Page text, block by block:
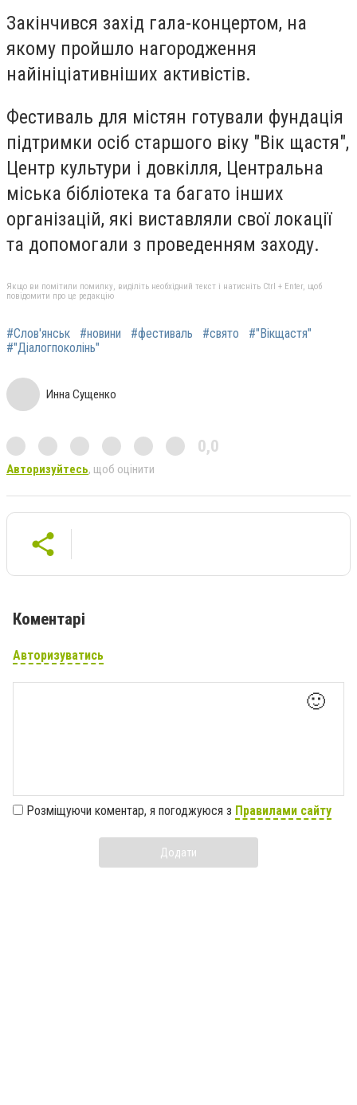
Закінчився захід гала-концертом, на
якому пройшло нагородження
найініціативніших активістів.
Фестиваль для містян готували фундація
підтримки осіб старшого віку "Вік щастя",
Центр культури і довкілля, Центральна
міська бібліотека та багато інших
організацій, які виставляли свої локації
та допомогали з проведенням заходу.
Якщо ви помітили помилку, виділіть необхідний текст і натисніть Ctrl + Enter, щоб
повідомити про це редакцію
#Слов'янськ #новини #фестиваль #свято
#"Вікщастя"
#"Діалогпоколінь"
Инна Сущенко
0,0
Авторизуйтесь, щоб оцінити
Коментарі
Авторизуватись
🙂
Розміщуючи коментар, я погоджуюся з Правилами сайту
Додати